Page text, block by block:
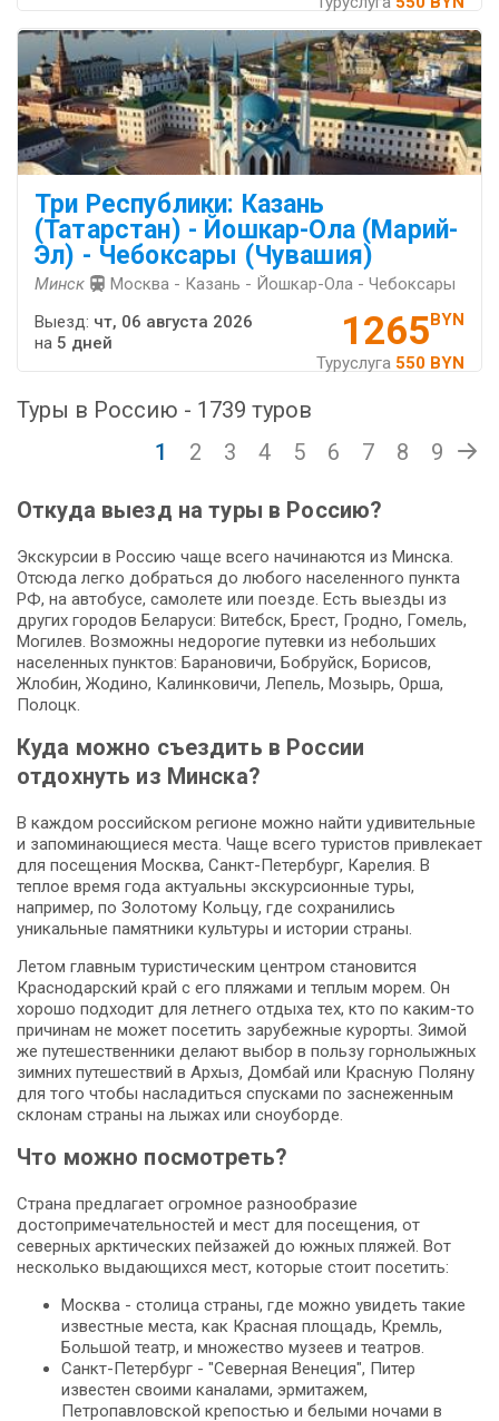
Три Республики: Казань
(Татарстан) - Йошкар-Ола (Марий-
Эл) - Чебоксары (Чувашия)
Минск Москва - Казань - Йошкар-Ола - Чебоксары
1265BYN
Туруслуга 550 BYN
Выезд: чт, 06 августа 2026
на 5 дней
Туры в Россию - 1739 туров
1
2 3 4 5 6 7 8 9
Откуда выезд на туры в Россию?
Экскурсии в Россию чаще всего начинаются из Минска.
Отсюда легко добраться до любого населенного пункта
РФ, на автобусе, самолете или поезде. Есть выезды из
других городов Беларуси: Витебск, Брест, Гродно, Гомель,
Могилев. Возможны недорогие путевки из небольших
населенных пунктов: Барановичи, Бобруйск, Борисов,
Жлобин, Жодино, Калинковичи, Лепель, Мозырь, Орша,
Полоцк.
Куда можно съездить в России
отдохнуть из Минска?
В каждом российском регионе можно найти удивительные
и запоминающиеся места. Чаще всего туристов привлекает
для посещения Москва, Санкт-Петербург, Карелия. В
теплое время года актуальны экскурсионные туры,
например, по Золотому Кольцу, где сохранились
уникальные памятники культуры и истории страны.
Летом главным туристическим центром становится
Краснодарский край с его пляжами и теплым морем. Он
хорошо подходит для летнего отдыха тех, кто по каким-то
причинам не может посетить зарубежные курорты. Зимой
же путешественники делают выбор в пользу горнолыжных
зимних путешествий в Архыз, Домбай или Красную Поляну
для того чтобы насладиться спусками по заснеженным
склонам страны на лыжах или сноуборде.
Что можно посмотреть?
Страна предлагает огромное разнообразие
достопримечательностей и мест для посещения, от
северных арктических пейзажей до южных пляжей. Вот
несколько выдающихся мест, которые стоит посетить:
Москва - столица страны, где можно увидеть такие
известные места, как Красная площадь, Кремль,
Большой театр, и множество музеев и театров.
Санкт-Петербург - "Северная Венеция", Питер
известен своими каналами, эрмитажем,
Петропавловской крепостью и белыми ночами в